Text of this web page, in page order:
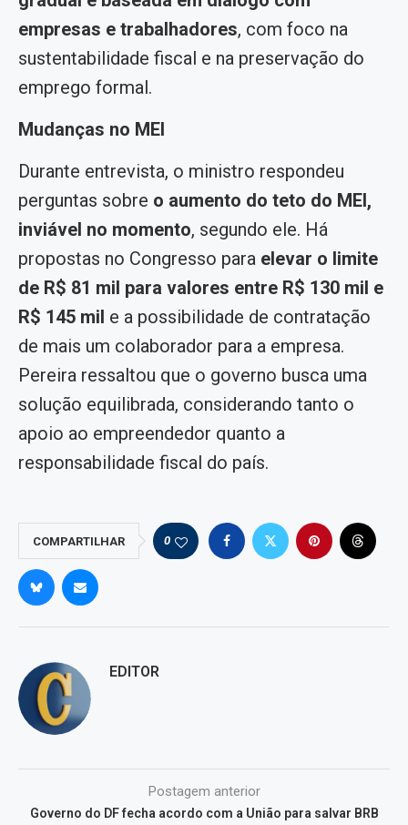
empresas e trabalhadores, com foco na
sustentabilidade fiscal e na preservação do
emprego formal.
Mudanças no MEI
Durante entrevista, o ministro respondeu
perguntas sobre o aumento do teto do MEI,
inviável no momento, segundo ele. Há
propostas no Congresso para elevar o limite
de R$ 81 mil para valores entre R$ 130 mil e
R$ 145 mil e a possibilidade de contratação
de mais um colaborador para a empresa.
Pereira ressaltou que o governo busca uma
solução equilibrada, considerando tanto o
apoio ao empreendedor quanto a
responsabilidade fiscal do país.
COMPARTILHAR 0
EDITOR
Postagem anterior
Governo do DF fecha acordo com a União para salvar BRB